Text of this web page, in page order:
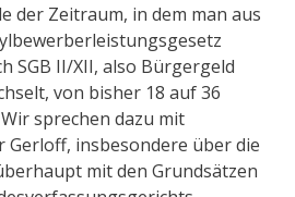
der Zeitraum, in dem man aus
SGB II/XII, also Bürgergeld
von bisher 18 auf 36
sprechen dazu mit
Gerloff, insbesondere über die
mit den Grundsätzen